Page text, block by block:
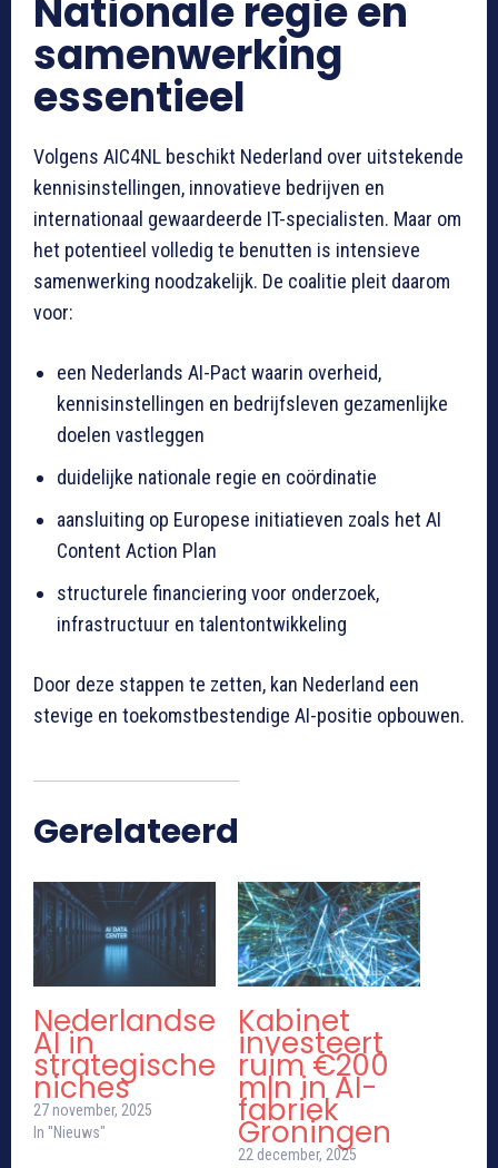
Nationale regie en
samenwerking
essentieel
Volgens AIC4NL beschikt Nederland over uitstekende
kennisinstellingen, innovatieve bedrijven en
internationaal gewaardeerde IT-specialisten. Maar om
het potentieel volledig te benutten is intensieve
samenwerking noodzakelijk. De coalitie pleit daarom
voor:
een Nederlands AI-Pact waarin overheid,
kennisinstellingen en bedrijfsleven gezamenlijke
doelen vastleggen
duidelijke nationale regie en coördinatie
aansluiting op Europese initiatieven zoals het AI
Content Action Plan
structurele financiering voor onderzoek,
infrastructuur en talentontwikkeling
Door deze stappen te zetten, kan Nederland een
stevige en toekomstbestendige AI-positie opbouwen.
Gerelateerd
Nederlandse
AI in
strategische
niches
27 november, 2025
In "Nieuws"
Kabinet
investeert
ruim €200
mln in AI-
fabriek
Groningen
22 december, 2025